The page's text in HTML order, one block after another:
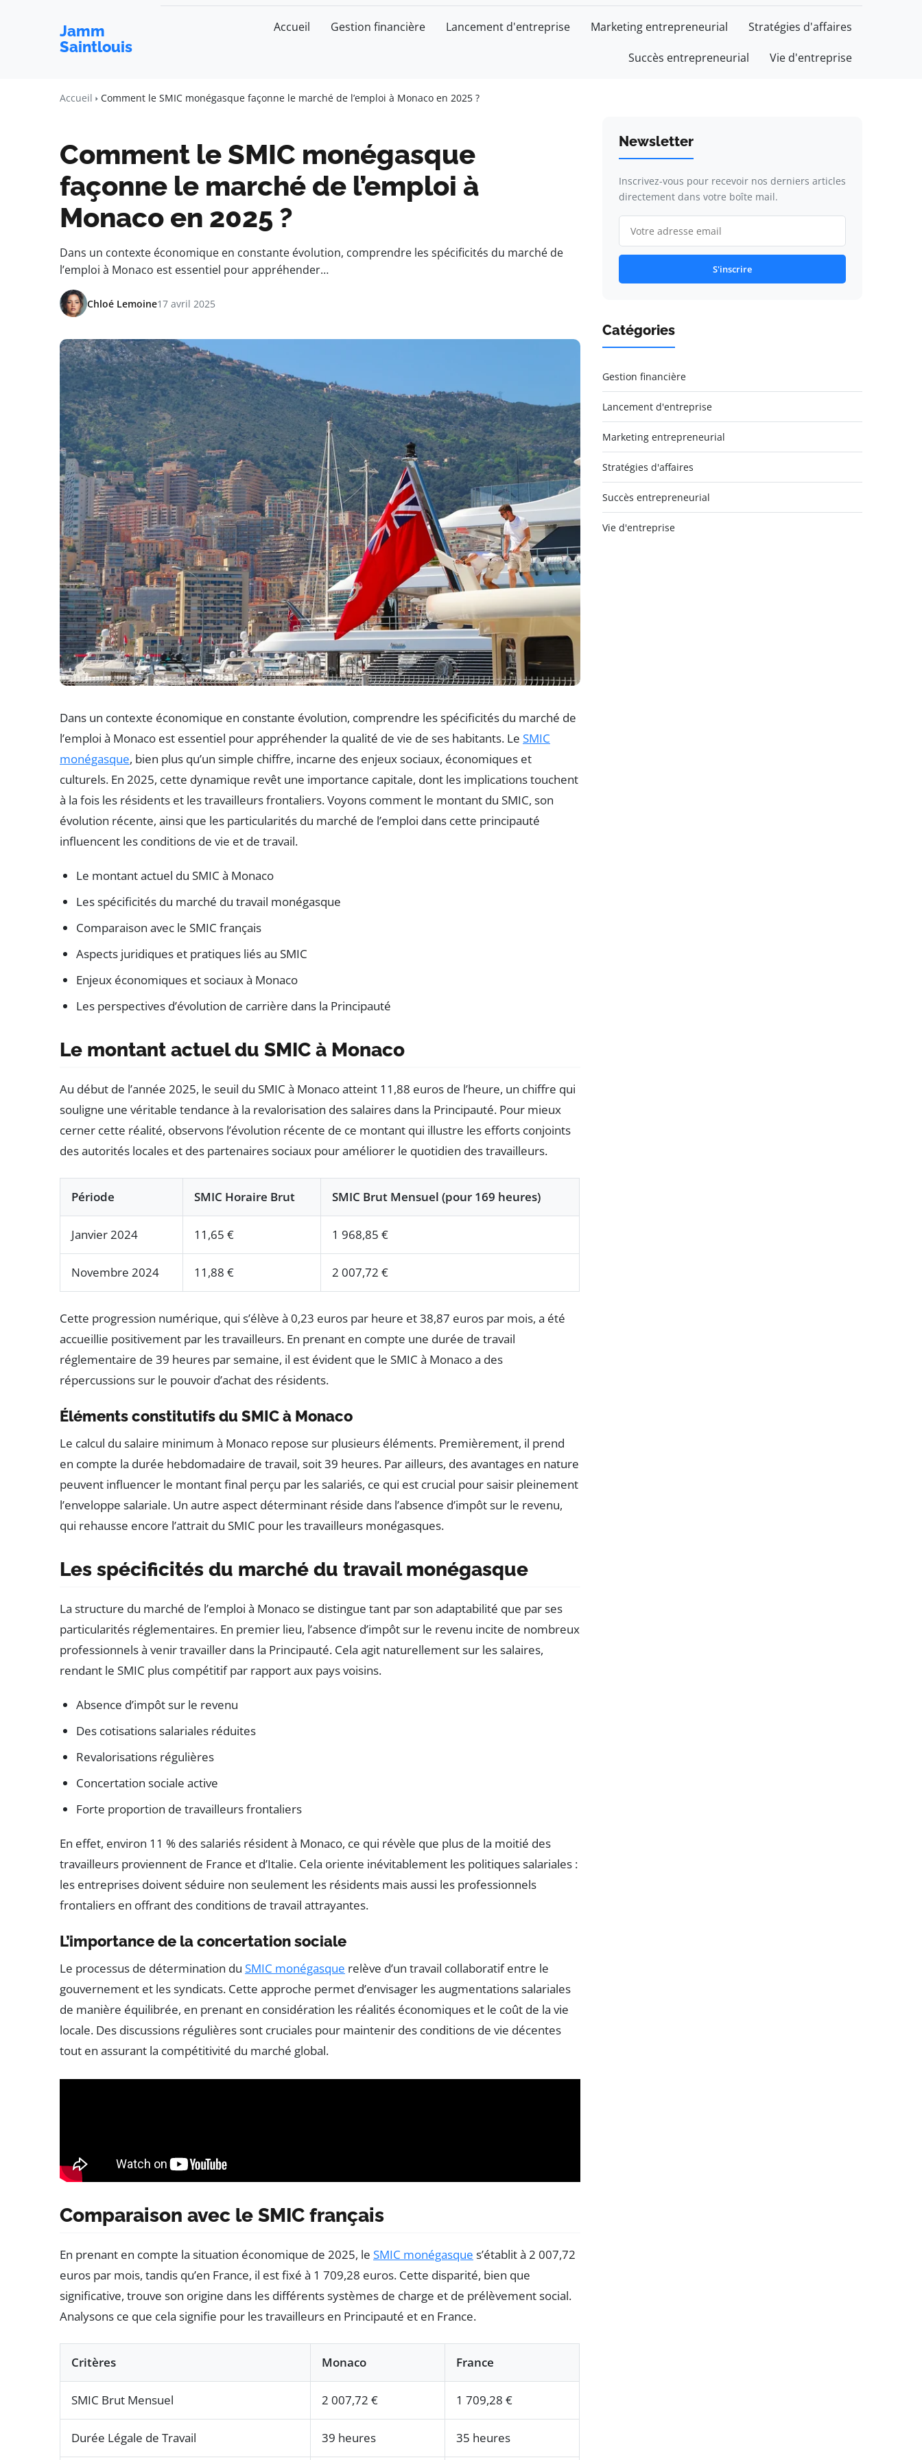
Jamm
Saintlouis
Accueil Gestion financière Lancement d'entreprise Marketing entrepreneurial Stratégies d'affaires
Succès entrepreneurial Vie d'entreprise
Accueil Comment le SMIC monégasque façonne le marché de l’emploi à Monaco en 2025 ?
Comment le SMIC monégasque
façonne le marché de l’emploi à
Monaco en 2025 ?
Dans un contexte économique en constante évolution, comprendre les spécificités du marché de
l’emploi à Monaco est essentiel pour appréhender…
Chloé Lemoine17 avril 2025
Dans un contexte économique en constante évolution, comprendre les spécificités du marché de
l’emploi à Monaco est essentiel pour appréhender la qualité de vie de ses habitants. Le SMIC
monégasque, bien plus qu’un simple chiffre, incarne des enjeux sociaux, économiques et
culturels. En 2025, cette dynamique revêt une importance capitale, dont les implications touchent
à la fois les résidents et les travailleurs frontaliers. Voyons comment le montant du SMIC, son
évolution récente, ainsi que les particularités du marché de l’emploi dans cette principauté
influencent les conditions de vie et de travail.
Le montant actuel du SMIC à Monaco
Les spécificités du marché du travail monégasque
Comparaison avec le SMIC français
Aspects juridiques et pratiques liés au SMIC
Enjeux économiques et sociaux à Monaco
Les perspectives d’évolution de carrière dans la Principauté
Le montant actuel du SMIC à Monaco
Au début de l’année 2025, le seuil du SMIC à Monaco atteint 11,88 euros de l’heure, un chiffre qui
souligne une véritable tendance à la revalorisation des salaires dans la Principauté. Pour mieux
cerner cette réalité, observons l’évolution récente de ce montant qui illustre les efforts conjoints
des autorités locales et des partenaires sociaux pour améliorer le quotidien des travailleurs.
Période SMIC Horaire Brut SMIC Brut Mensuel (pour 169 heures)
Janvier 2024 11,65 € 1 968,85 €
Novembre 2024 11,88 € 2 007,72 €
Cette progression numérique, qui s’élève à 0,23 euros par heure et 38,87 euros par mois, a été
accueillie positivement par les travailleurs. En prenant en compte une durée de travail
réglementaire de 39 heures par semaine, il est évident que le SMIC à Monaco a des
répercussions sur le pouvoir d’achat des résidents.
Éléments constitutifs du SMIC à Monaco
Le calcul du salaire minimum à Monaco repose sur plusieurs éléments. Premièrement, il prend
en compte la durée hebdomadaire de travail, soit 39 heures. Par ailleurs, des avantages en nature
peuvent influencer le montant final perçu par les salariés, ce qui est crucial pour saisir pleinement
l’enveloppe salariale. Un autre aspect déterminant réside dans l’absence d’impôt sur le revenu,
qui rehausse encore l’attrait du SMIC pour les travailleurs monégasques.
Les spécificités du marché du travail monégasque
La structure du marché de l’emploi à Monaco se distingue tant par son adaptabilité que par ses
particularités réglementaires. En premier lieu, l’absence d’impôt sur le revenu incite de nombreux
professionnels à venir travailler dans la Principauté. Cela agit naturellement sur les salaires,
rendant le SMIC plus compétitif par rapport aux pays voisins.
Absence d’impôt sur le revenu
Des cotisations salariales réduites
Revalorisations régulières
Concertation sociale active
Forte proportion de travailleurs frontaliers
En effet, environ 11 % des salariés résident à Monaco, ce qui révèle que plus de la moitié des
travailleurs proviennent de France et d’Italie. Cela oriente inévitablement les politiques salariales :
les entreprises doivent séduire non seulement les résidents mais aussi les professionnels
frontaliers en offrant des conditions de travail attrayantes.
L’importance de la concertation sociale
Le processus de détermination du SMIC monégasque relève d’un travail collaboratif entre le
gouvernement et les syndicats. Cette approche permet d’envisager les augmentations salariales
de manière équilibrée, en prenant en considération les réalités économiques et le coût de la vie
locale. Des discussions régulières sont cruciales pour maintenir des conditions de vie décentes
tout en assurant la compétitivité du marché global.
Comparaison avec le SMIC français
En prenant en compte la situation économique de 2025, le SMIC monégasque s’établit à 2 007,72
euros par mois, tandis qu’en France, il est fixé à 1 709,28 euros. Cette disparité, bien que
significative, trouve son origine dans les différents systèmes de charge et de prélèvement social.
Analysons ce que cela signifie pour les travailleurs en Principauté et en France.
Critères Monaco France
SMIC Brut Mensuel 2 007,72 € 1 709,28 €
Durée Légale de Travail 39 heures 35 heures
Newsletter
Inscrivez-vous pour recevoir nos derniers articles
directement dans votre boîte mail.
S'inscrire
Catégories
Gestion financière
Lancement d'entreprise
Marketing entrepreneurial
Stratégies d'affaires
Succès entrepreneurial
Vie d'entreprise